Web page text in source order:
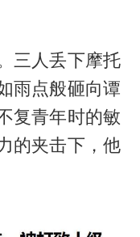
三人丢下摩托
雨点般砸向谭
复青年时的敏
的夹击下，他